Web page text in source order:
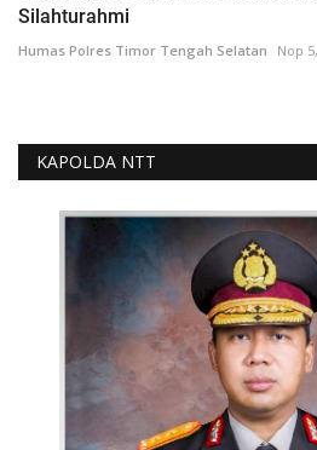
Silahturahmi
Humas Polres Timor Tengah Selatan Nop
KAPOLDA NTT